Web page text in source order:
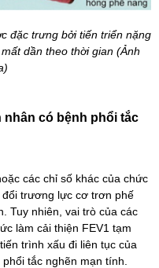
đặc trưng bởi tiến triển nặng
dần theo thời gian (Ảnh
có bệnh phổi tắc
các chỉ số khác của chức
đổi trương lực cơ trơn phế
Tuy nhiên, vai trò của các
làm cải thiện FEV1 tạm
trình xấu đi liên tục của
tắc nghẽn mạn tính.